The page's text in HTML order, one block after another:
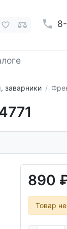
заварники
890
Товар